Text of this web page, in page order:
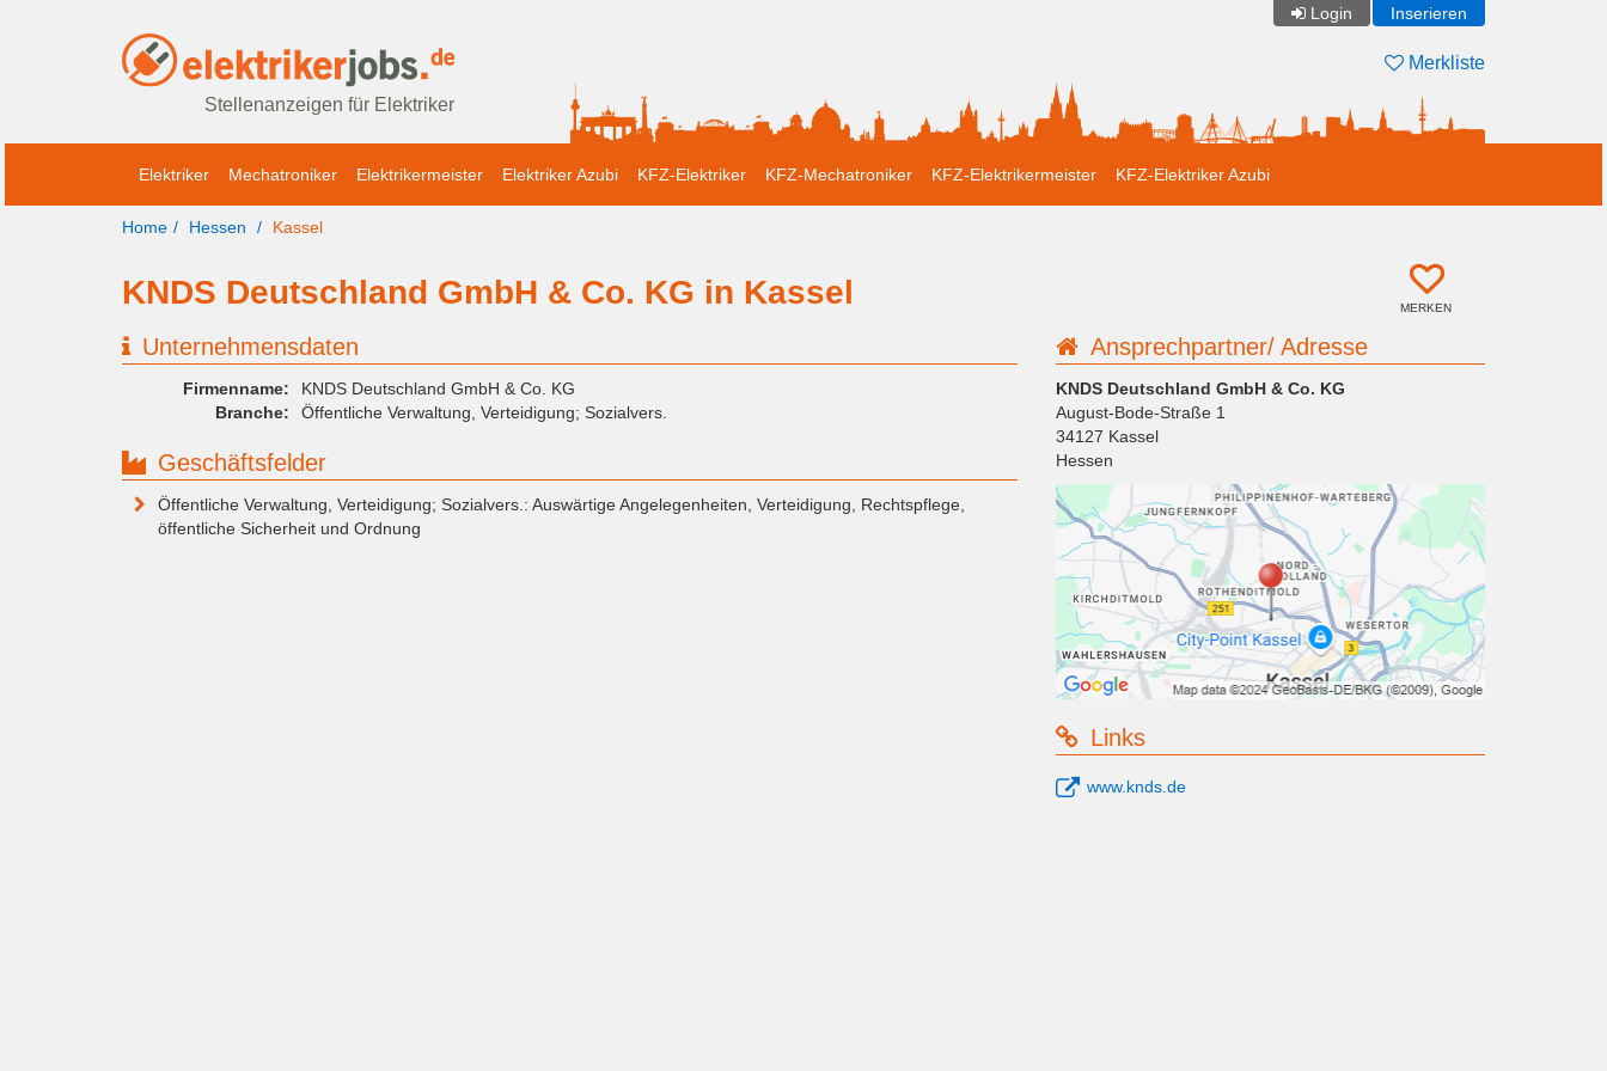
Login Inserieren
Stellenanzeigen für Elektriker
Merkliste
Elektriker Mechatroniker Elektrikermeister Elektriker Azubi KFZ-Elektriker KFZ-Mechatroniker KFZ-Elektrikermeister KFZ-Elektriker Azubi
Home Hessen Kassel
KNDS Deutschland GmbH & Co. KG in Kassel MERKEN
Unternehmensdaten
Firmenname:
KNDS Deutschland GmbH & Co. KG
Branche:
Öffentliche Verwaltung, Verteidigung; Sozialvers.
Geschäftsfelder
Öffentliche Verwaltung, Verteidigung; Sozialvers.: Auswärtige Angelegenheiten, Verteidigung, Rechtspflege,
öffentliche Sicherheit und Ordnung
Ansprechpartner/ Adresse
KNDS Deutschland GmbH & Co. KG
August-Bode-Straße 1
34127 Kassel
Hessen
Links
www.knds.de